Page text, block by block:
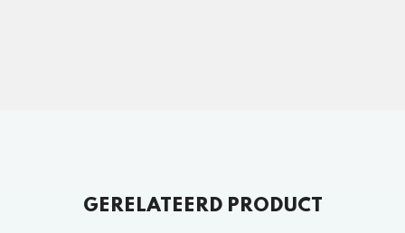
GERELATEERD PRODUCT